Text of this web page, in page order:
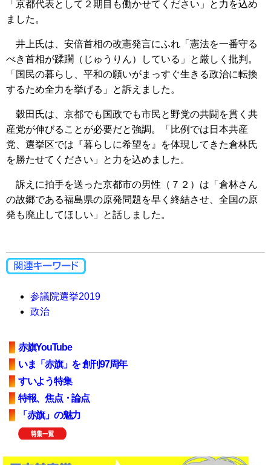
「京都代表として２期目も働かせてください」と力を込め
ました。
井上氏は、安倍首相の改憲発言にふれ「憲法を一番守る
べき首相が蹂躙（じゅうりん）している」と厳しく批判。
「国民の暮らし、平和の願いがまっすぐ生きる政治に転換
するため全力を挙げる」と訴えました。
穀田氏は、京都でも国政でも市民と野党の共闘を貫く共
産党が伸びることが必要だと強調。「比例では日本共産
党、選挙区では『暮らしに希望を』を体現してきた倉林氏
を勝たせてください」と力を込めました。
訴えに拍手を送った京都市の男性（７２）は「倉林さん
の故郷である福島県の原発問題を早く終結させ、全国の原
発も廃止してほしい」と話しました。
参議院選挙2019
政治
赤旗YouTube
いま「赤旗」を 創刊97周年
すいよう特集
特報、焦点・論点
「赤旗」の魅力